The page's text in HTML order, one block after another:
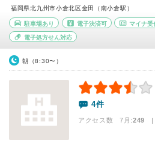
福岡県北九州市小倉北区金田（南小倉駅）
駐車場あり 電子決済可 マイナ受
電子処方せん対応
朝（8:30〜）
4件
アクセス数 7月:249 |